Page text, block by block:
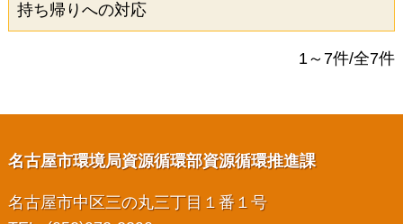
持ち帰りへの対応
1～7件/全7件
名古屋市環境局資源循環部資源循環推進課
名古屋市中区三の丸三丁目１番１号